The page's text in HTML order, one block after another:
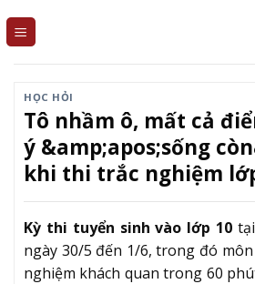
HỌC HỎI
Tô nhầm ô, mất cả
ý &amp;apos;sống
khi thi trắc nghiệm
Kỳ thi tuyển sinh vào lớp 10
ngày 30/5 đến 1/6, trong đó
nghiệm khách quan trong 60